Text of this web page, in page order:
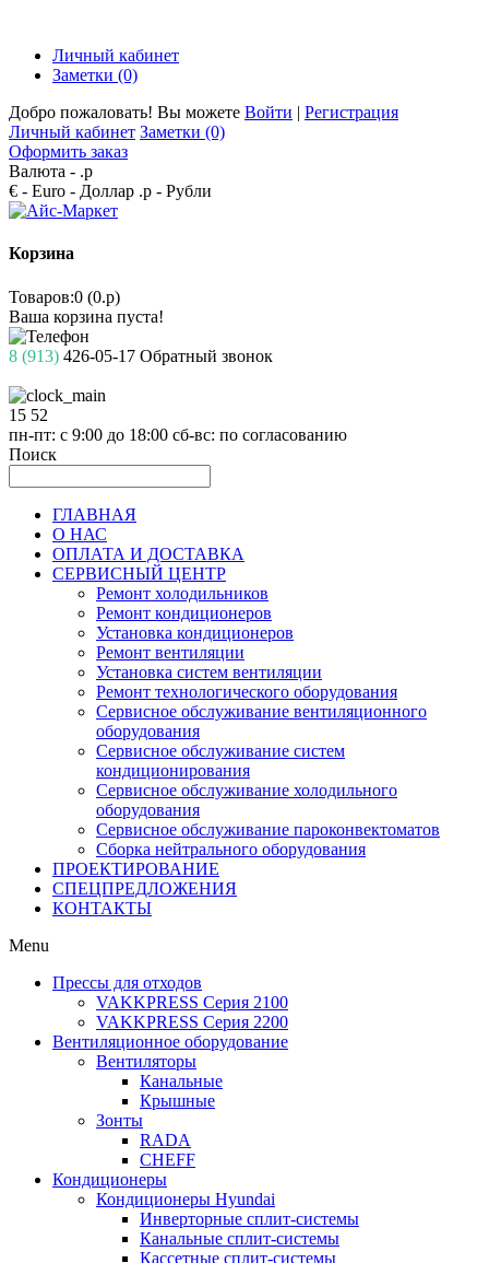
Личный кабинет
Заметки (0)
Добро пожаловать! Вы можете Войти | Регистрация
Личный кабинет Заметки (0)
Оформить заказ
Валюта - .р
€ - Euro - Доллар .р - Рубли
Корзина
Товаров:0 (0.р)
Ваша корзина пуста!
8 (913) 426-05-17 Обратный звонок
15 52
пн-пт: с 9:00 до 18:00 сб-вс: по согласованию
Поиск
ГЛАВНАЯ
О НАС
ОПЛАТА И ДОСТАВКА
СЕРВИСНЫЙ ЦЕНТР
Ремонт холодильников
Ремонт кондиционеров
Установка кондиционеров
Ремонт вентиляции
Установка систем вентиляции
Ремонт технологического оборудования
Cервисное обслуживание вентиляционного
оборудования
Cервисное обслуживание систем
кондиционирования
Cервисное обслуживание холодильного
оборудования
Сервисное обслуживание пароконвектоматов
Сборка нейтрального оборудования
ПРОЕКТИРОВАНИЕ
СПЕЦПРЕДЛОЖЕНИЯ
КОНТАКТЫ
Menu
Прессы для отходов
VAKKPRESS Серия 2100
VAKKPRESS Серия 2200
Вентиляционное оборудование
Вентиляторы
Канальные
Крышные
Зонты
RADA
CHEFF
Кондиционеры
Кондиционеры Hyundai
Инверторные сплит-системы
Канальные сплит-системы
Кассетные сплит-системы